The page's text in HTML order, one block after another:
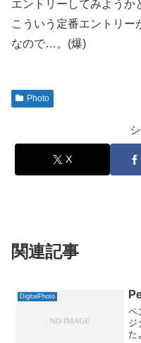
エントリーしてみようか
こういう定番エントリー
なので…。(爆)
Photo
X
関連記事
DigitalPhoto
ペ
ジ
た